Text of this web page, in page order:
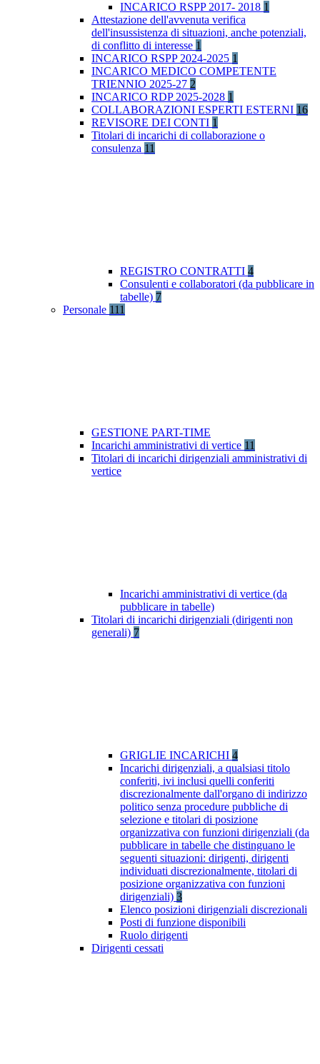
INCARICO RSPP 2017- 2018 1
Attestazione dell'avvenuta verifica
dell'insussistenza di situazioni, anche potenziali,
di conflitto di interesse 1
INCARICO RSPP 2024-2025 1
INCARICO MEDICO COMPETENTE
TRIENNIO 2025-27 2
INCARICO RDP 2025-2028 1
COLLABORAZIONI ESPERTI ESTERNI 16
REVISORE DEI CONTI 1
Titolari di incarichi di collaborazione o
consulenza 11
REGISTRO CONTRATTI 4
Consulenti e collaboratori (da pubblicare in
tabelle) 7
Personale 111
GESTIONE PART-TIME
Incarichi amministrativi di vertice 11
Titolari di incarichi dirigenziali amministrativi di
vertice
Incarichi amministrativi di vertice (da
pubblicare in tabelle)
Titolari di incarichi dirigenziali (dirigenti non
generali) 7
GRIGLIE INCARICHI 4
Incarichi dirigenziali, a qualsiasi titolo
conferiti, ivi inclusi quelli conferiti
discrezionalmente dall'organo di indirizzo
politico senza procedure pubbliche di
selezione e titolari di posizione
organizzativa con funzioni dirigenziali (da
pubblicare in tabelle che distinguano le
seguenti situazioni: dirigenti, dirigenti
individuati discrezionalmente, titolari di
posizione organizzativa con funzioni
dirigenziali) 3
Elenco posizioni dirigenziali discrezionali
Posti di funzione disponibili
Ruolo dirigenti
Dirigenti cessati